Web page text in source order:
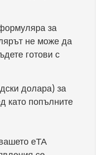
за
не може да
готови с
долара) за
като попълните
еТА